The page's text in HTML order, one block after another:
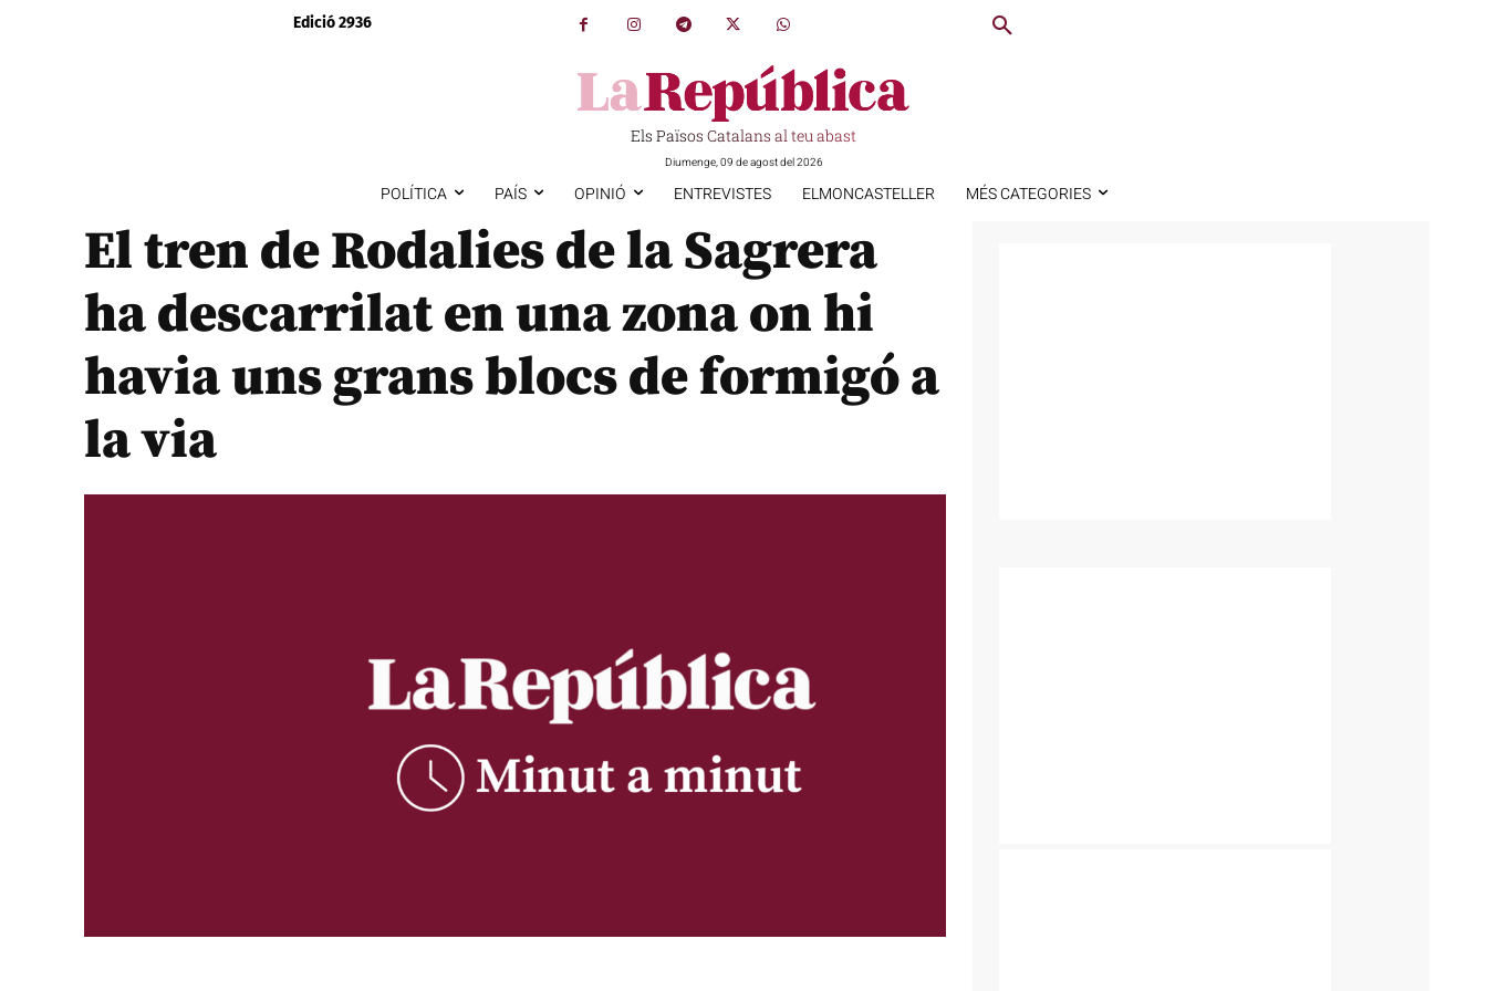
Edició 2936
Els Països Catalans al teu abast
Diumenge, 09 de agost del 2026
POLÍTICA PAÍS OPINIÓ ENTREVISTES ELMONCASTELLER MÉS CATEGORIES
El tren de Rodalies de la Sagrera
ha descarrilat en una zona on hi
havia uns grans blocs de formigó a
la via